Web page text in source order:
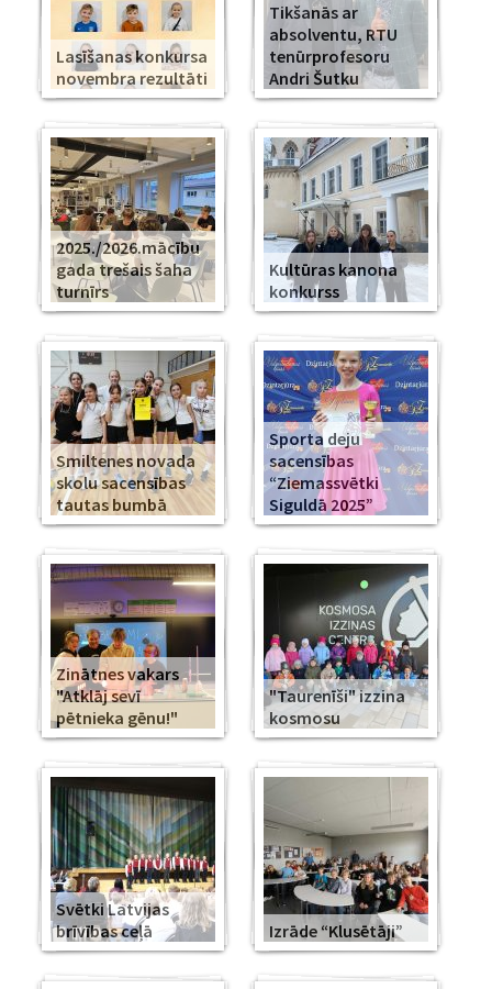
Lasīšanas konkursa
novembra rezultāti
Tikšanās ar
absolventu, RTU
tenūrprofesoru
Andri Šutku
2025./2026.mācību
gada trešais šaha
turnīrs
Kultūras kanona
konkurss
Smiltenes novada
skolu sacensības
tautas bumbā
Sporta deju
sacensības
“Ziemassvētki
Siguldā 2025”
Zinātnes vakars
"Atklāj sevī
pētnieka gēnu!"
"Taurenīši" izzina
kosmosu
Svētki Latvijas
brīvības ceļā
Izrāde “Klusētāji”